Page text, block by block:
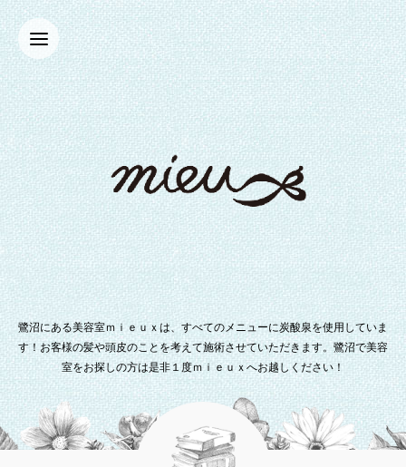
鷺沼にある美容室ｍｉｅｕｘは、すべてのメニューに炭酸泉を使用していま
す！お客様の髪や頭皮のことを考えて施術させていただきます。鷺沼で美容
室をお探しの方は是非１度ｍｉｅｕｘへお越しください！